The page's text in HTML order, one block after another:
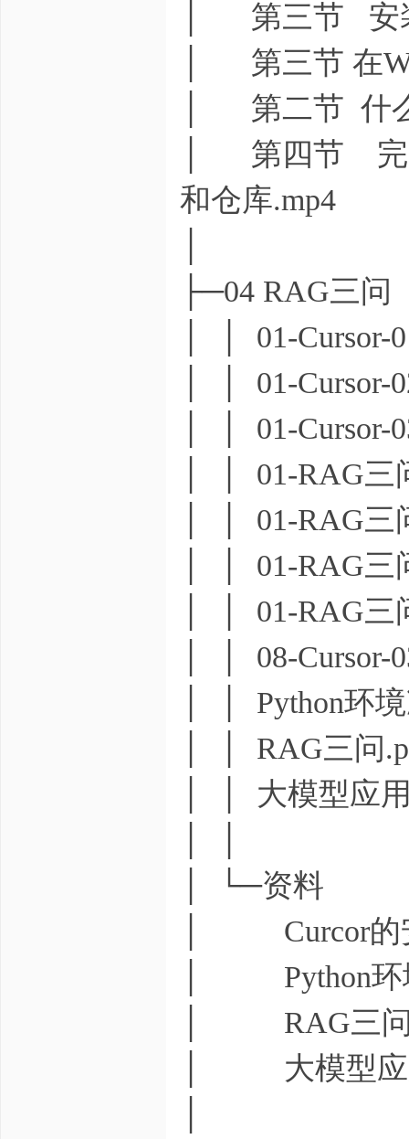
│ 第三节 安装
│ 第三节 在
│ 第二节 什
│ 第四节 完
和仓库.mp4
├─04 RAG三问
│ │ 01-Cursor-
│ │ 01-Cursor-
│ │ 01-Cursor-
│ │ 01-RAG三
│ │ 01-RAG三
│ │ 01-RAG三
│ │ 01-RAG三
│ │ 08-Cursor-
│ │ Python环
│ │ RAG三问
│ │ 大模型应
│ └─资料
│ Curcor的
│ Python环
│ RAG三问
│ 大模型应